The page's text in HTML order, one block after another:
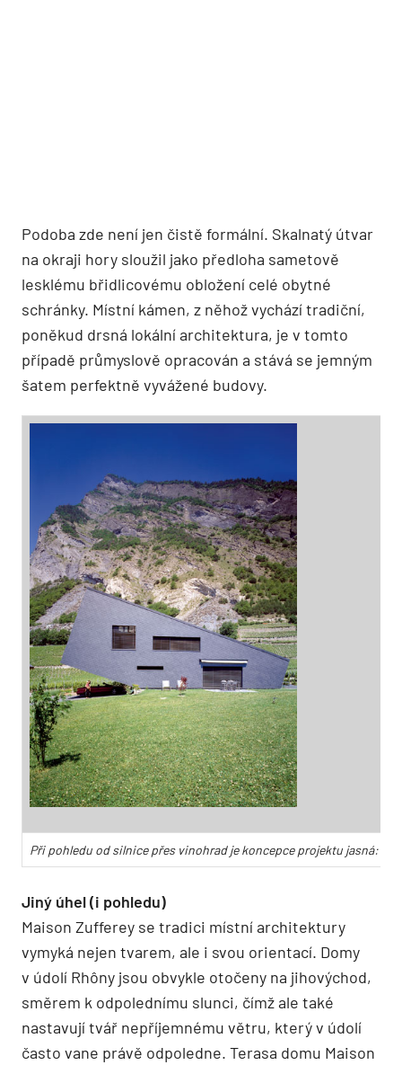
Podoba zde není jen čistě formální. Skalnatý útvar
na okraji hory sloužil jako předloha sametově
lesklému břidlicovému obložení celé obytné
schránky. Místní kámen, z něhož vychází tradiční,
poněkud drsná lokální architektura, je v tomto
případě průmyslově opracován a stává se jemným
šatem perfektně vyvážené budovy.
Při pohledu od silnice přes vinohrad je koncepce projektu jasná:
Jiný úhel (i pohledu)
Maison Zufferey se tradici místní architektury
vymyká nejen tvarem, ale i svou orientací. Domy
v údolí Rhôny jsou obvykle otočeny na jihovýchod,
směrem k odpolednímu slunci, čímž ale také
nastavují tvář nepříjemnému větru, který v údolí
často vane právě odpoledne. Terasa domu Maison